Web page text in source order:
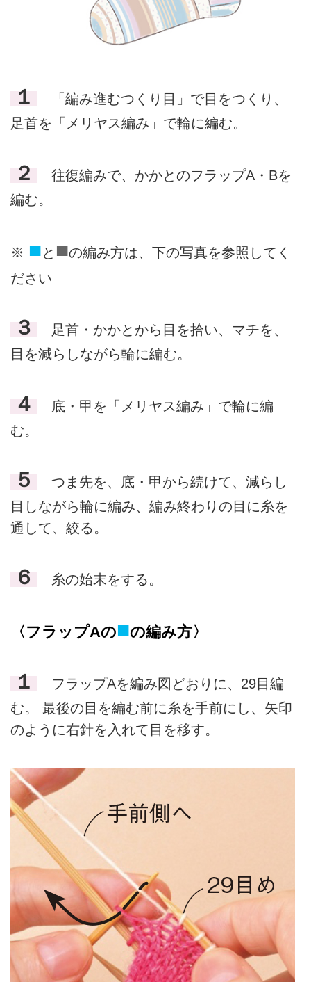
１
「編み進むつくり目」で目をつくり、
足首を「メリヤス編み」で輪に編む。
２
往復編みで、かかとのフラップA・Bを
編む。
※ ■と ■の編み方は、下の写真を参照してく
ださい
３
足首・かかとから目を拾い、マチを、
目を減らしながら輪に編む。
４
底・甲を「メリヤス編み」で輪に編
む。
５
つま先を、底・甲から続けて、減らし
目しながら輪に編み、編み終わりの目に糸を
通して、絞る。
６ 糸の始末をする。
〈フラップAの■の編み方〉
１
フラップAを編み図どおりに、29目編
む。 最後の目を編む前に糸を手前にし、矢印
のように右針を入れて目を移す。